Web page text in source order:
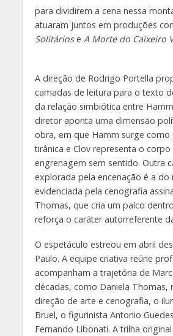
para dividirem a cena nessa
atuaram juntos em produções
Solitáriose A Morte do Caixeiro
A direção de Rodrigo Portella
camadas de leitura para o texto
da relação simbiótica entre
diretor aponta uma dimensão
obra, em que Hamm surge como
tirânica e Clov representa o
engrenagem sem sentido. Outra
explorada pela encenação é a do
evidenciada pela cenografia
Thomas, que cria um palco
reforça o caráter autorreferente
O espetáculo estreou em abril
Paulo. A equipe criativa reúne
acompanham a trajetória de
décadas, como Daniela Thomas,
direção de arte e cenografia, o
Bruel, o figurinista Antonio
Fernando Libonati. A trilha